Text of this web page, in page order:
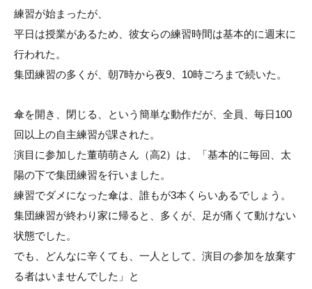
練習が始まったが、
平日は授業があるため、彼女らの練習時間は基本的に週末に
行われた。
集団練習の多くが、朝7時から夜9、10時ごろまで続いた。
傘を開き、閉じる、という簡単な動作だが、全員、毎日100
回以上の自主練習が課された。
演目に参加した董萌萌さん（高2）は、「基本的に毎回、太
陽の下で集団練習を行いました。
練習でダメになった傘は、誰もが3本くらいあるでしょう。
集団練習が終わり家に帰ると、多くが、足が痛くて動けない
状態でした。
でも、どんなに辛くても、一人として、演目の参加を放棄す
る者はいませんでした」と